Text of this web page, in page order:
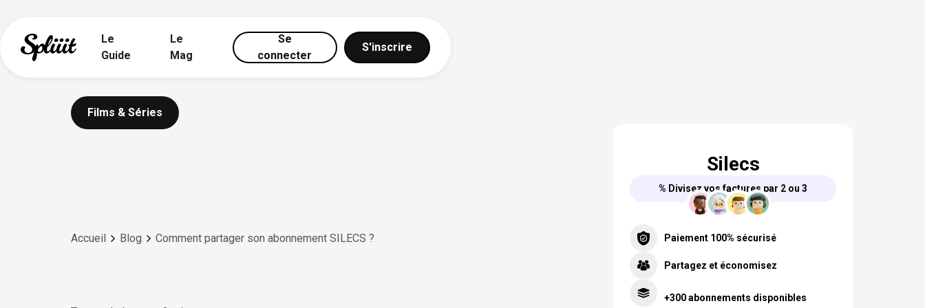
Le
Guide
Le
Mag
Se
connecter
S'inscrire
Films & Séries
Accueil Blog Comment partager son abonnement SILECS ?
Silecs
% Divisez vos factures par 2 ou 3
Paiement 100% sécurisé
Partagez et économisez
+300 abonnements disponibles